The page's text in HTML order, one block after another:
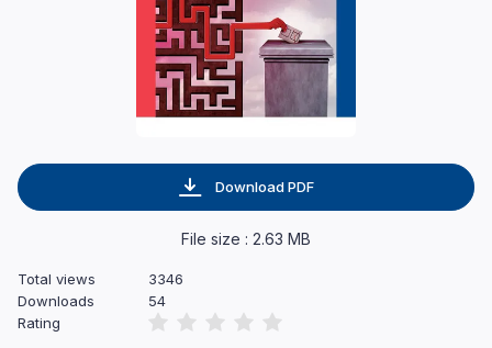
Download PDF
File size : 2.63 MB
Total views
3346
Downloads
54
Rating